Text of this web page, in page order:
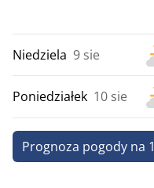
Niedziela 9 sie
Poniedziałek 10 sie
Prognoza pogody na